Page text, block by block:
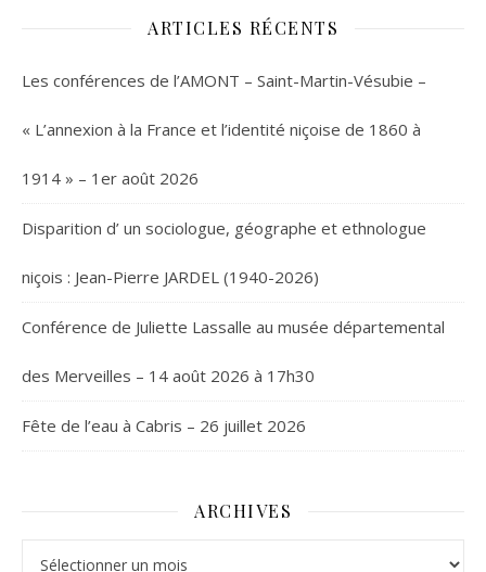
ARTICLES RÉCENTS
Les conférences de l’AMONT – Saint-Martin-Vésubie –
« L’annexion à la France et l’identité niçoise de 1860 à
1914 » – 1er août 2026
Disparition d’ un sociologue, géographe et ethnologue
niçois : Jean-Pierre JARDEL (1940-2026)
Conférence de Juliette Lassalle au musée départemental
des Merveilles – 14 août 2026 à 17h30
Fête de l’eau à Cabris – 26 juillet 2026
ARCHIVES